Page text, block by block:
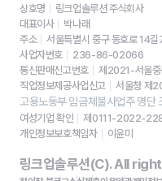
상호명
링크업솔루션 주식회사
대표이사
박나래
주소
서울특별시 중구 동호로 14
사업자번호
236-86-02066
통신판매신고번호
제2021-서울
직업정보제공사업신고
서울청 제
고용노동부 임금체불사업주 명단
여성기업 확인
제0111-2022-
개인정보보호책임자
이윤미
링크업솔루션(C). All